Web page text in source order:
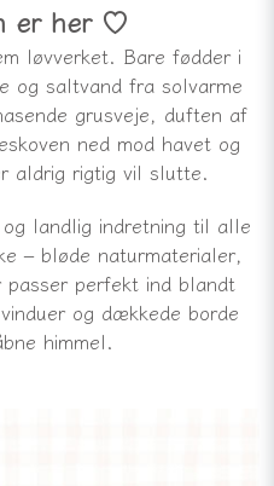
er her ♡
løvverket. Bare fødder i
saltvand fra solvarme
grusveje, duften af
ned mod havet og
aldrig rigtig vil slutte.
landlig indretning til alle
– bløde naturmaterialer,
perfekt ind blandt
og dækkede borde
himmel.